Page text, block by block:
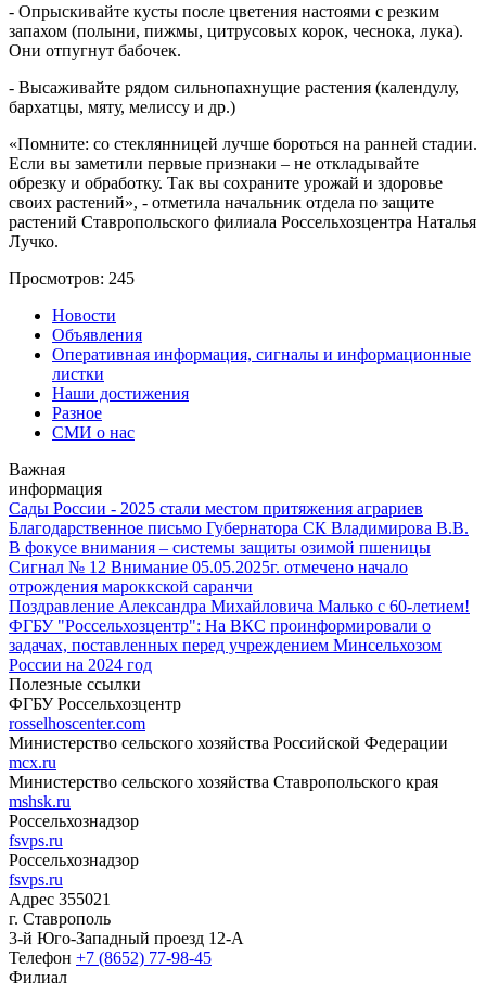
- Опрыскивайте кусты после цветения настоями с резким
запахом (полыни, пижмы, цитрусовых корок, чеснока, лука).
Они отпугнут бабочек.
- Высаживайте рядом сильнопахнущие растения (календулу,
бархатцы, мяту, мелиссу и др.)
«Помните: со стеклянницей лучше бороться на ранней стадии.
Если вы заметили первые признаки – не откладывайте
обрезку и обработку. Так вы сохраните урожай и здоровье
своих растений», - отметила начальник отдела по защите
растений Ставропольского филиала Россельхозцентра Наталья
Лучко.
Просмотров: 245
Новости
Объявления
Оперативная информация, сигналы и информационные
листки
Наши достижения
Разное
СМИ о нас
Важная
информация
Сады России - 2025 стали местом притяжения аграриев
Благодарственное письмо Губернатора СК Владимирова В.В.
В фокусе внимания – системы защиты озимой пшеницы
Сигнал № 12 Внимание 05.05.2025г. отмечено начало
отрождения мароккской саранчи
Поздравление Александра Михайловича Малько с 60-летием!
ФГБУ "Россельхозцентр": На ВКС проинформировали о
задачах, поставленных перед учреждением Минсельхозом
России на 2024 год
Полезные ссылки
ФГБУ Россельхозцентр
rosselhoscenter.com
Министерство сельского хозяйства Российской Федерации
mcx.ru
Министерство сельского хозяйства Ставропольского края
mshsk.ru
Россельхознадзор
fsvps.ru
Россельхознадзор
fsvps.ru
Адрес 355021
г. Ставрополь
3-й Юго-Западный проезд 12-А
Телефон +7 (8652) 77-98-45
Филиал